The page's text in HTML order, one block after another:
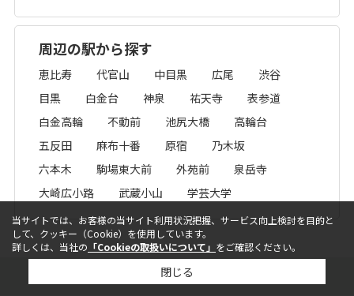
周辺の駅から探す
恵比寿 代官山 中目黒 広尾
渋谷
目黒
白金台 神泉 祐天寺
表参道
白金高輪
不動前 池尻大橋
高輪台
五反田
麻布十番 原宿
乃木坂
六本木
駒場東大前 外苑前
泉岳寺
大崎広小路
武蔵小山 学芸大学
ページトップへ
当サイトでは、お客様の当サイト利用状況把握、サービス向上検討を目的と
して、クッキー（Cookie）を使用しています。
詳しくは、当社の 「Cookieの取扱いについて」 をご確認ください。
閉じる